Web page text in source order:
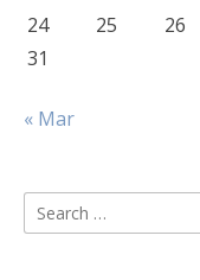
24
25 26
31
« Mar
Search
for: